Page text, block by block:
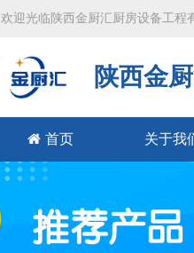
欢迎光临陕西金厨汇厨房设备工程
陕西金
首页 关于我